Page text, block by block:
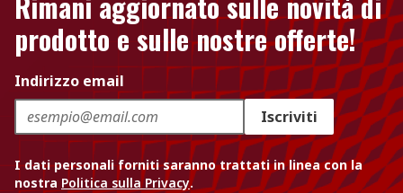
prodotto e sulle nostre offerte!
Indirizzo email
Iscriviti
I dati personali forniti saranno trattati in linea con la
nostra Politica sulla Privacy.